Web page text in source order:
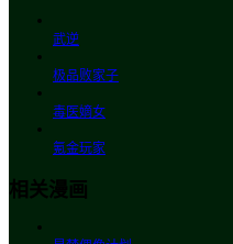
武逆
极品败家子
毒医嫡女
氪金玩家
相关漫画